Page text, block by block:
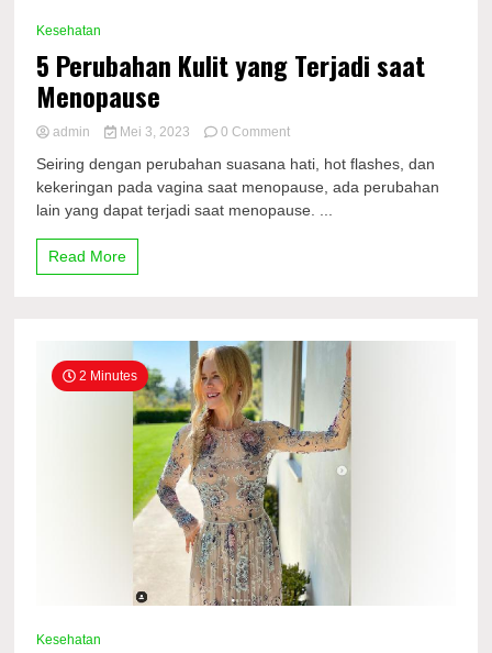
Kesehatan
5 Perubahan Kulit yang Terjadi saat
Menopause
admin Mei 3, 2023 0 Commenton
Perubahan
Kulit
yang
Seiring dengan perubahan suasana hati, hot flashes, dan
kekeringan pada vagina saat menopause, ada perubahan
lain yang dapat terjadi saat menopause. ...
Read More
2 Minutes
Kesehatan